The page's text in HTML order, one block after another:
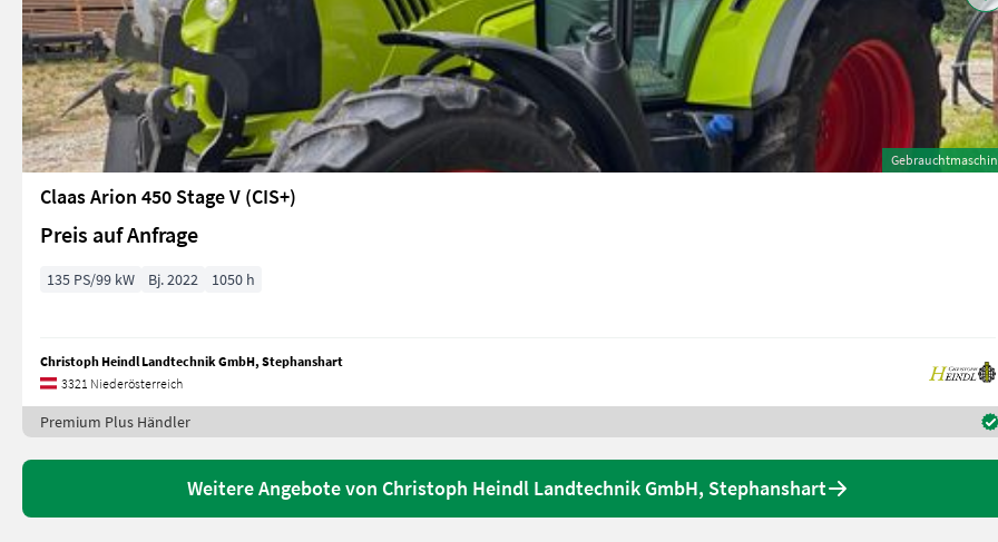
Claas Arion 450 Stage V (CIS+)
Preis auf Anfrage
135 PS/99 kW Bj. 2022 1050 h
Christoph Heindl Landtechnik GmbH, Stephanshart
3321 Niederösterreich
Premium Plus Händler
Weitere Angebote von Christoph Heindl Landtechnik GmbH, Stephanshart